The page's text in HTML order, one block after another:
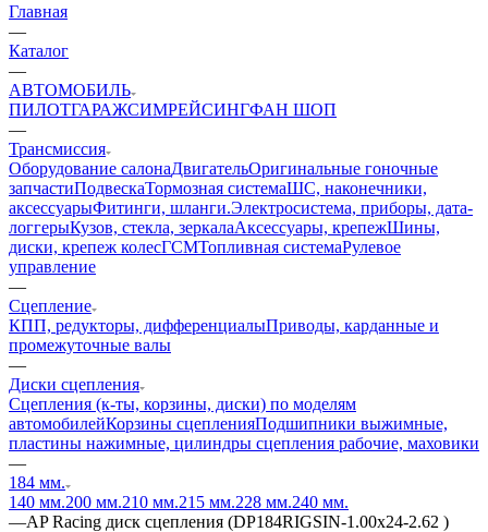
Главная
—
Каталог
—
АВТОМОБИЛЬ
ПИЛОТГАРАЖСИМРЕЙСИНГФАН ШОП
—
Трансмиссия
Оборудование салонаДвигательОригинальные гоночные
запчастиПодвескаТормозная системаШС, наконечники,
аксессуарыФитинги, шланги.Электросистема, приборы, дата-
логгерыКузов, стекла, зеркалаАксессуары, крепежШины,
диски, крепеж колесГСМТопливная системаРулевое
управление
—
Сцепление
КПП, редукторы, дифференциалыПриводы, карданные и
промежуточные валы
—
Диски сцепления
Сцепления (к-ты, корзины, диски) по моделям
автомобилейКорзины сцепленияПодшипники выжимные,
пластины нажимные, цилиндры сцепления рабочие, маховики
—
184 мм.
140 мм.200 мм.210 мм.215 мм.228 мм.240 мм.
—AP Racing диск сцепления (DP184RIGSIN-1.00x24-2.62 )